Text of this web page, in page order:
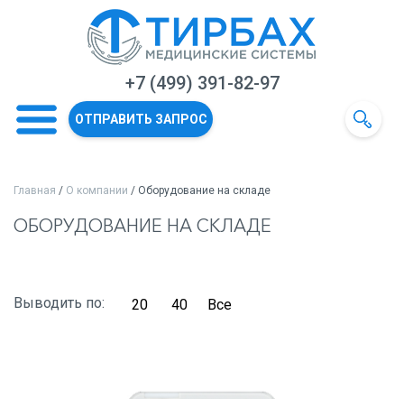
+7 (499) 391-82-97
ОТПРАВИТЬ ЗАПРОС
Главная / О компании / Оборудование на складе
ОБОРУДОВАНИЕ НА СКЛАДЕ
Выводить по: 20 40 Все